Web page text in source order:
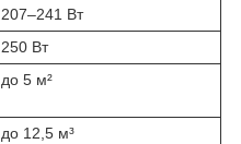
207–241 Вт
250 Вт
до 5 м²
до 12,5 м³